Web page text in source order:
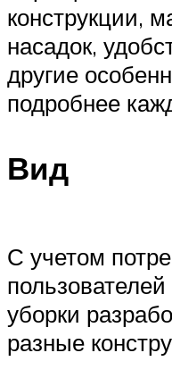
конструкции,
насадок,
другие
подробнее
Вид
С учетом
уборки
разные